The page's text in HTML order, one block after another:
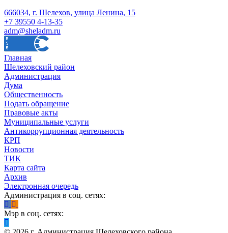
666034, г. Шелехов, улица Ленина, 15
+7 39550 4-13-35
adm@sheladm.ru
Главная
Шелеховский район
Администрация
Дума
Общественность
Подать обращение
Правовые акты
Муниципальные услуги
Антикоррупционная деятельность
КРП
Новости
ТИК
Карта сайта
Архив
Электронная очередь
Администрация в соц. сетях:
Мэр в соц. сетях: